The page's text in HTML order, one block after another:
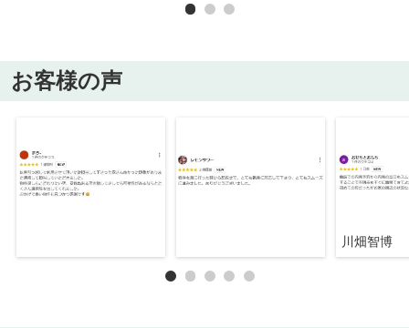
お客様の声
川畑智博